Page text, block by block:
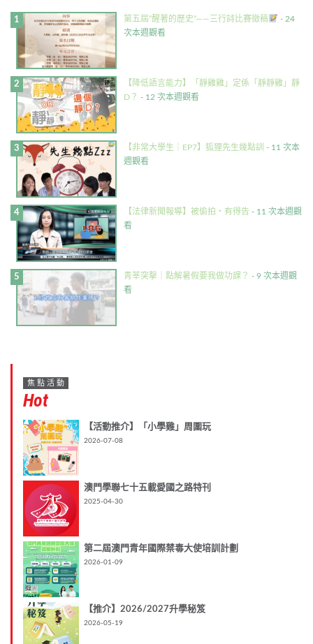
第五屆”醒著的歷史”——三行詩比賽徵稿
- 24
次本週觀看
【降低語言能力】「靜雞雞」定係「靜靜雞」靜
D？ - 12 次本週觀看
【非常大學生｜EP7】狐狸先生幾點訓 - 11 次本
週觀看
【法律新聞報導】被偷拍・有得告 - 11 次本週觀
看
青莘突擊｜點解暑假要我做功課？ - 9 次本週觀
看
焦點活動
Hot
【活動推介】「小學雞」周圍玩
2026-07-08
澳門學聯七十五載愛國之路特刊
2025-04-30
第二屆澳門青年國際禁毒大使培訓計劃
2026-01-09
【推介】2026/2027升學秘笈
2026-05-19